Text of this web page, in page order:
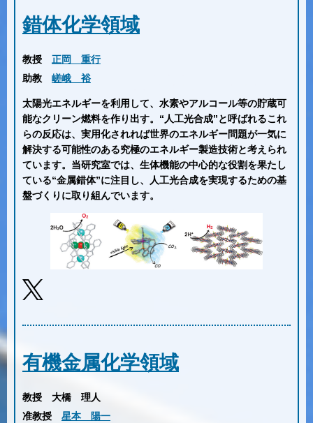
錯体化学領域
教授
正岡 重行
助教
嵯峨 裕
太陽光エネルギーを利用して、水素やアルコール等の貯蔵可
能なクリーン燃料を作り出す。“人工光合成”と呼ばれるこれ
らの反応は、実用化されれば世界のエネルギー問題が一気に
解決する可能性のある究極のエネルギー製造技術と考えられ
ています。当研究室では、生体機能の中心的な役割を果たし
ている“金属錯体”に注目し、人工光合成を実現するための基
盤づくりに取り組んでいます。
有機金属化学領域
教授
大橋 理人
准教授
星本 陽一